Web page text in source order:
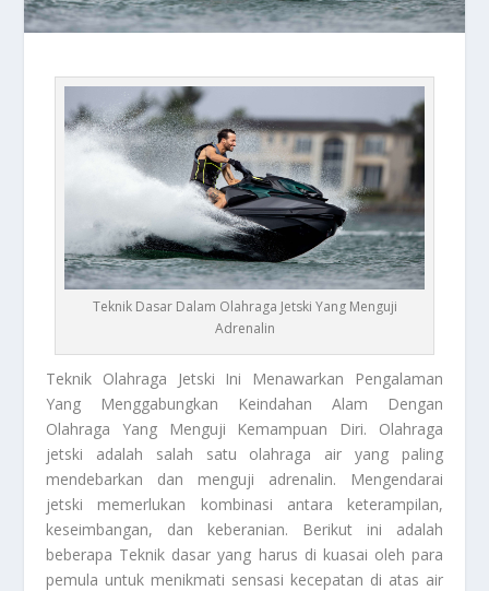
Teknik Dasar Dalam Olahraga Jetski Yang Menguji
Adrenalin
Teknik Olahraga Jetski Ini Menawarkan Pengalaman
Yang Menggabungkan Keindahan Alam Dengan
Olahraga Yang Menguji Kemampuan Diri. Olahraga
jetski adalah salah satu olahraga air yang paling
mendebarkan dan menguji adrenalin. Mengendarai
jetski memerlukan kombinasi antara keterampilan,
keseimbangan, dan keberanian. Berikut ini adalah
beberapa Teknik dasar yang harus di kuasai oleh para
pemula untuk menikmati sensasi kecepatan di atas air